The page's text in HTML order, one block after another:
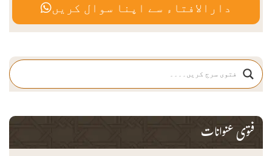
دارالافتاء سے اپنا سوال کریں
فتوی عنوانات